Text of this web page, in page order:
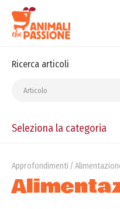
Ricerca articoli
Seleziona la categoria
Approfondimenti